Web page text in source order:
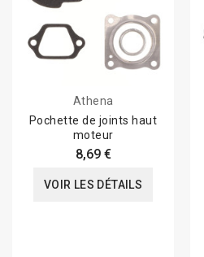
Athena
Pochette de joints haut
moteur
8,69 €
VOIR LES DÉTAILS